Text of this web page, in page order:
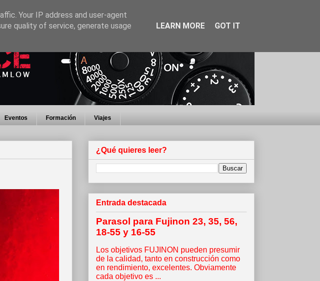
Eventos Formación Viajes
¿Qué quieres leer?
Entrada destacada
Parasol para Fujinon 23, 35, 56,
18-55 y 16-55
Los objetivos FUJINON pueden presumir
de la calidad, tanto en construcción como
en rendimiento, excelentes. Obviamente
cada objetivo es ...
Your IP address and user-agent
quality of service, generate usage
LEARN MORE GOT IT